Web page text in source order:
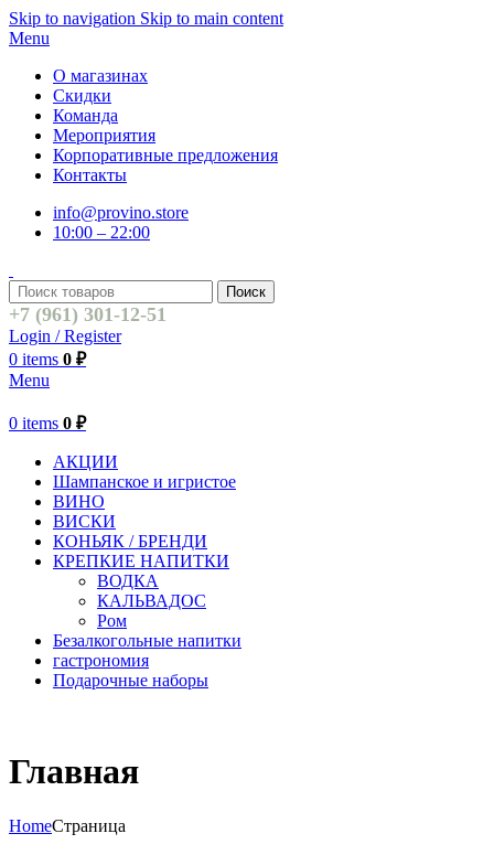
Skip to navigation Skip to main content
Menu
О магазинах
Скидки
Команда
Мероприятия
Корпоративные предложения
Контакты
info@provino.store
10:00 – 22:00
Поиск
+7 (961) 301-12-51
Login / Register
0 items 0 ₽
Menu
0 items 0 ₽
АКЦИИ
Шампанское и игристое
ВИНО
ВИСКИ
КОНЬЯК / БРЕНДИ
КРЕПКИЕ НАПИТКИ
ВОДКА
КАЛЬВАДОС
Ром
Безалкогольные напитки
гастрономия
Подарочные наборы
Главная
HomeСтраница